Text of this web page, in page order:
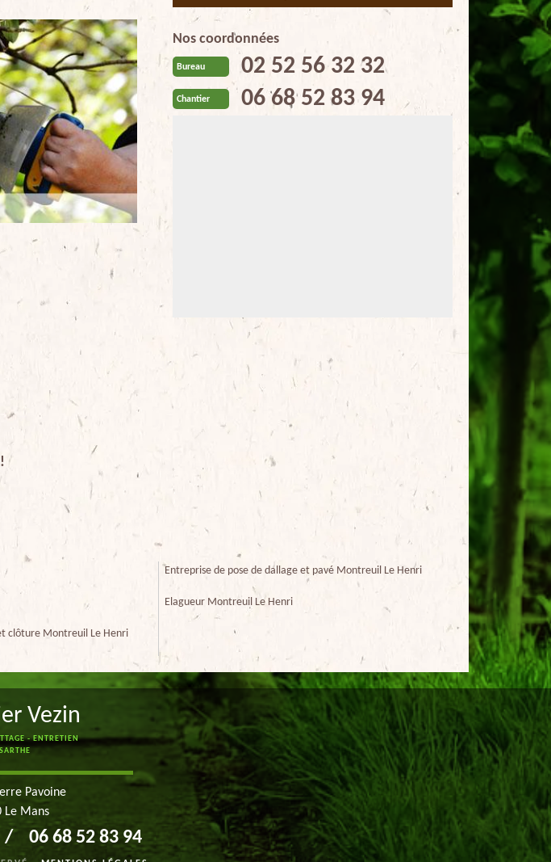
Nos coordonnées
Bureau 02 52 56 32 32
Chantier 06 68 52 83 94
clôture Montreuil Le Henri
Entreprise de pose de dallage et pavé Montreuil Le Henri
Elagueur Montreuil Le Henri
Vezin
- ENTRETIEN
Pavoine
Le Mans
/ 06 68 52 83 94